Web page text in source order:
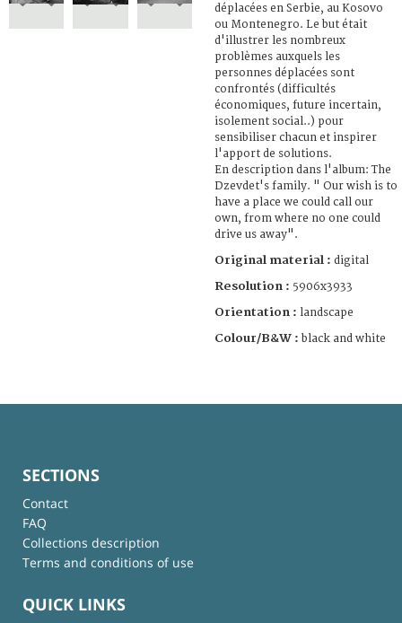
déplacées en Serbie, au Kosovo
ou Montenegro. Le but était
d'illustrer les nombreux
problèmes auxquels les
personnes déplacées sont
confrontés (difficultés
économiques, future incertain,
isolement social..) pour
sensibiliser chacun et inspirer
l'apport de solutions.
En description dans l'album: The
Dzevdet's family. " Our wish is to
have a place we could call our
own, from where no one could
drive us away".
Original material : digital
Resolution : 5906x3933
Orientation : landscape
Colour/B&W : black and white
SECTIONS
Contact
FAQ
Collections description
Terms and conditions of use
QUICK LINKS